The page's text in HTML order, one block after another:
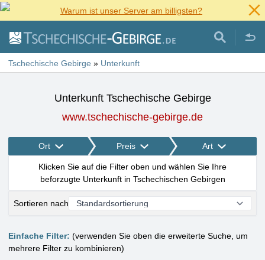
Warum ist unser Server am billigsten?
Tschechische Gebirge » Unterkunft
Unterkunft Tschechische Gebirge
www.tschechische-gebirge.de
Ort Preis Art
Klicken Sie auf die Filter oben und wählen Sie Ihre
beforzugte Unterkunft in Tschechischen Gebirgen
Sortieren nach
Einfache Filter: (verwenden Sie oben die erweiterte Suche, um
mehrere Filter zu kombinieren)